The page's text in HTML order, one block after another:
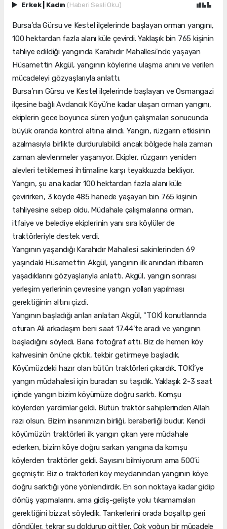
Erkek Kadın (Haberi Sesli Oku)
Bursa’da Gürsu ve Kestel ilçelerinde başlayan orman yangını,
100 hektardan fazla alanı küle çevirdi. Yaklaşık bin 765 kişinin
tahliye edildiği yangında Karahıdır Mahallesi’nde yaşayan
Hüsamettin Akgül, yangının köylerine ulaşma anını ve verilen
mücadeleyi gözyaşlarıyla anlattı.
Bursa’nın Gürsu ve Kestel ilçelerinde başlayan ve Osmangazi
ilçesine bağlı Avdancık Köyü’ne kadar ulaşan orman yangını,
ekiplerin gece boyunca süren yoğun çalışmaları sonucunda
büyük oranda kontrol altına alındı. Yangın, rüzgarın etkisinin
azalmasıyla birlikte durdurulabildi ancak bölgede hala zaman
zaman alevlenmeler yaşanıyor. Ekipler, rüzgarın yeniden
alevleri tetiklemesi ihtimaline karşı teyakkuzda bekliyor.
Yangın, şu ana kadar 100 hektardan fazla alanı küle
çevirirken, 3 köyde 485 hanede yaşayan bin 765 kişinin
tahliyesine sebep oldu. Müdahale çalışmalarına orman,
itfaiye ve belediye ekiplerinin yanı sıra köylüler de
traktörleriyle destek verdi.
Yangının yaşandığı Karahıdır Mahallesi sakinlerinden 69
yaşındaki Hüsamettin Akgül, yangının ilk anından itibaren
yaşadıklarını gözyaşlarıyla anlattı. Akgül, yangın sonrası
yerleşim yerlerinin çevresine yangın yolları yapılması
gerektiğinin altını çizdi.
Yangının başladığı anları anlatan Akgül, "TOKİ konutlarında
oturan Ali arkadaşım beni saat 17.44’te aradı ve yangının
başladığını söyledi. Bana fotoğraf attı. Biz de hemen köy
kahvesinin önüne çıktık, tekbir getirmeye başladık.
Köyümüzdeki hazır olan bütün traktörleri çıkardık. TOKİ’ye
yangın müdahalesi için buradan su taşıdık. Yaklaşık 2-3 saat
içinde yangın bizim köyümüze doğru sarktı. Komşu
köylerden yardımlar geldi. Bütün traktör sahiplerinden Allah
razı olsun. Bizim insanımızın birliği, beraberliği budur. Kendi
köyümüzün traktörleri ilk yangın çıkan yere müdahale
ederken, bizim köye doğru sarkan yangına da komşu
köylerden traktörler geldi. Sayısını bilmiyorum ama 500’ü
geçmiştir. Biz o traktörleri köy meydanından yangının köye
doğru sarktığı yöne yönlendirdik. En son noktaya kadar gidip
dönüş yapmalarını, ama gidiş-gelişte yolu tıkamamaları
gerektiğini bizzat söyledik. Tankerlerini orada boşaltıp geri
döndüler, tekrar su doldurup gittiler. Çok yoğun bir mücadele